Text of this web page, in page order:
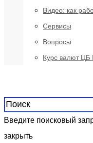
Видео: как
Сервисы
Вопросы
Курс валют ЦБ
Введите поисковый
закрыть